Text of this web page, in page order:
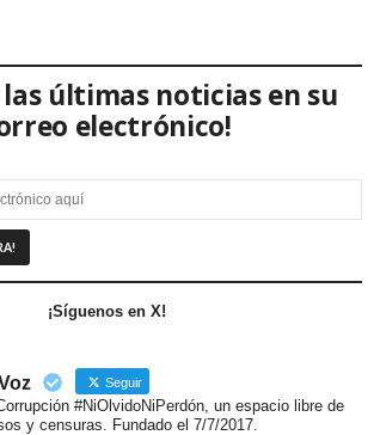
las últimas noticias en su
electrónico!
¡Síguenos en X!
Seguir
#NiOlvidoNiPerdón, un espacio libre de
y censuras. Fundado el 7/7/2017.